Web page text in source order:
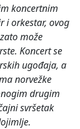
koncertnim
i orkestar, ovog
može
Koncert se
ugođaja, a
norvežke
drugim
svršetak